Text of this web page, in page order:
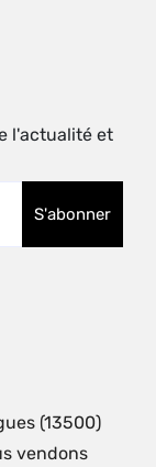
l'actualité et
(13500)
vendons